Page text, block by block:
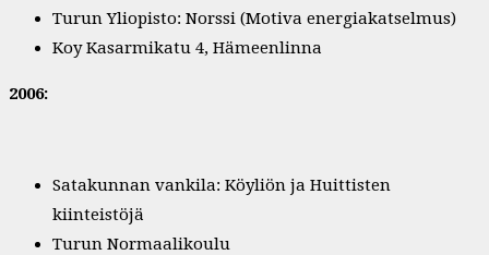
Turun Yliopisto: Norssi (Motiva energiakatselmus)
Koy Kasarmikatu 4, Hämeenlinna
2006:
Satakunnan vankila: Köyliön ja Huittisten
kiinteistöjä
Turun Normaalikoulu